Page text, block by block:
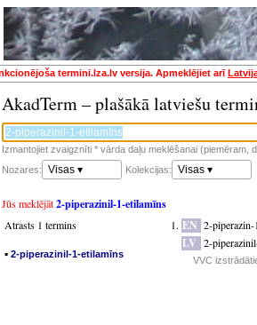
termini.lza.lv versija. Apmeklējiet arī
AkadTerm – plašākā latviešu
Izmantojiet zvaigznīti * vārda daļu meklēšanai (piemēram,
Nozares:
Visas ▾ Kolekcijas: Visas ▾
Jūs meklējāt2-piperazinil-1-etilamīns
Atrasts 1 termins
▪ 2-piperazinil-1-etilamīns
EN 2-
LV 2-
VVC